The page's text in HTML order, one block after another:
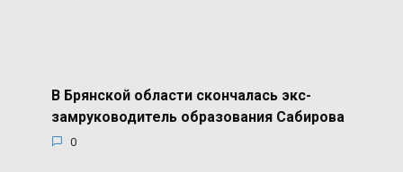
В Брянской области скончалась экс-
замруководитель образования Сабирова
0